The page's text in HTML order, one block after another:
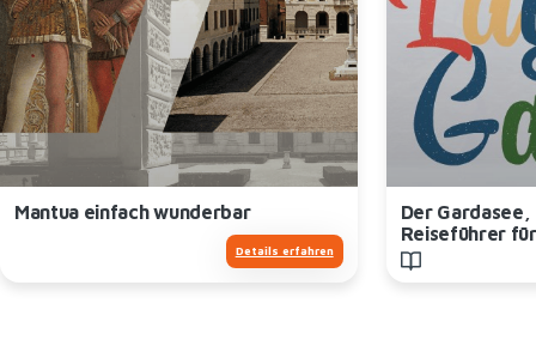
Mantua einfach wunderbar
Details erfahren
Der
Reiseführer
Kindern